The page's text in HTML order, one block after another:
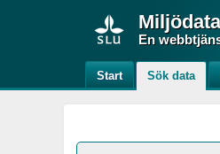
En
Start Sök data